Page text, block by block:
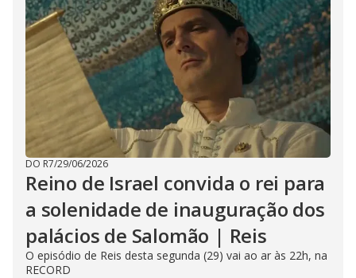
DO R7/29/06/2026
Reino de Israel convida o rei para
a solenidade de inauguração dos
palácios de Salomão | Reis
O episódio de Reis desta segunda (29) vai ao ar às 22h, na
RECORD